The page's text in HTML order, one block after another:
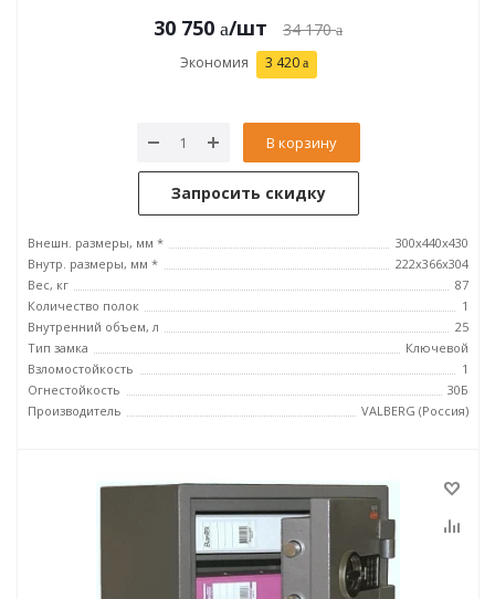
30 750 /шт 34 170
Экономия 3 420
В корзину
Запросить скидку
Внешн. размеры, мм *
300x440x430
Внутр. размеры, мм *
222x366x304
Вес, кг
87
Количество полок
1
Внутренний объем, л
25
Тип замка
Ключевой
Взломостойкость
1
Огнестойкость
30Б
Производитель
VALBERG (Россия)